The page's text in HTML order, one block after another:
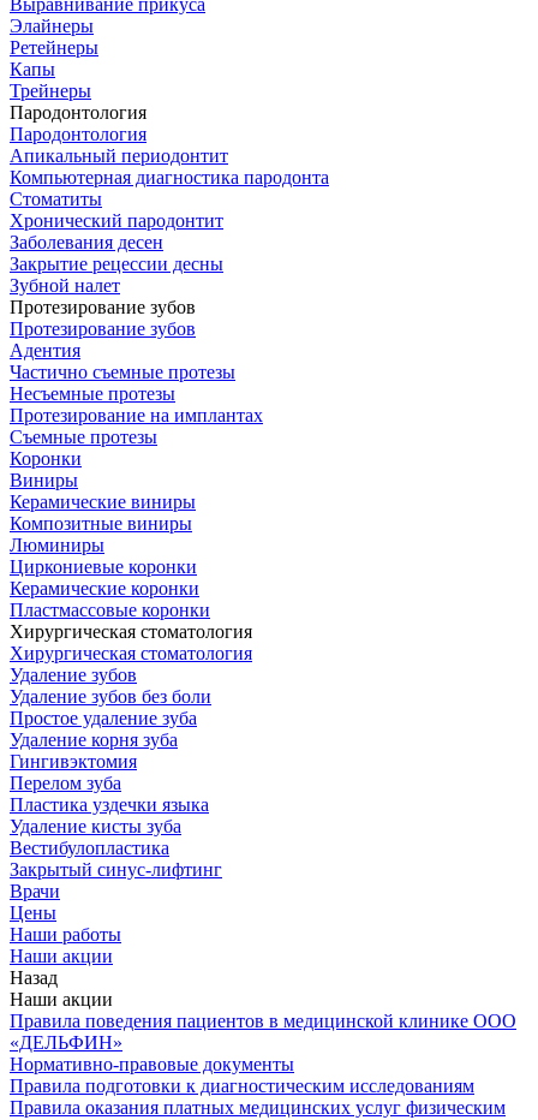
Выравнивание прикуса
Элайнеры
Ретейнеры
Капы
Трейнеры
Пародонтология
Пародонтология
Апикальный периодонтит
Компьютерная диагностика пародонта
Стоматиты
Хронический пародонтит
Заболевания десен
Закрытие рецессии десны
Зубной налет
Протезирование зубов
Протезирование зубов
Адентия
Частично съемные протезы
Несъемные протезы
Протезирование на имплантах
Съемные протезы
Коронки
Виниры
Керамические виниры
Композитные виниры
Люминиры
Циркониевые коронки
Керамические коронки
Пластмассовые коронки
Хирургическая стоматология
Хирургическая стоматология
Удаление зубов
Удаление зубов без боли
Простое удаление зуба
Удаление корня зуба
Гингивэктомия
Перелом зуба
Пластика уздечки языка
Удаление кисты зуба
Вестибулопластика
Закрытый синус-лифтинг
Врачи
Цены
Наши работы
Наши акции
Назад
Наши акции
Правила поведения пациентов в медицинской клинике ООО
«ДЕЛЬФИН»
Нормативно-правовые документы
Правила подготовки к диагностическим исследованиям
Правила оказания платных медицинских услуг физическим